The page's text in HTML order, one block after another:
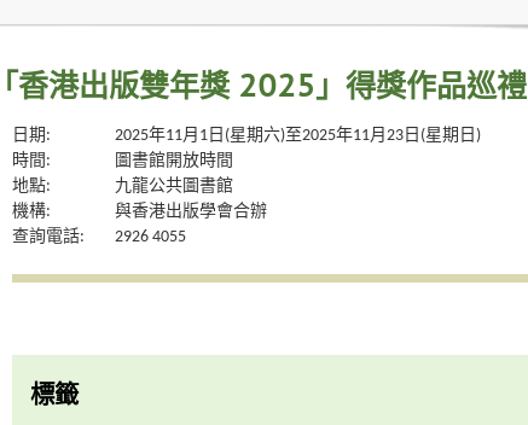
「香港出版雙年獎 2025」得獎作品巡禮
日期:
2025年11月1日(星期六)至2025年11月23日(星期日)
時間:
圖書館開放時間
地點:
九龍公共圖書館
機構:
與香港出版學會合辦
查詢電話:
2926 4055
標籤